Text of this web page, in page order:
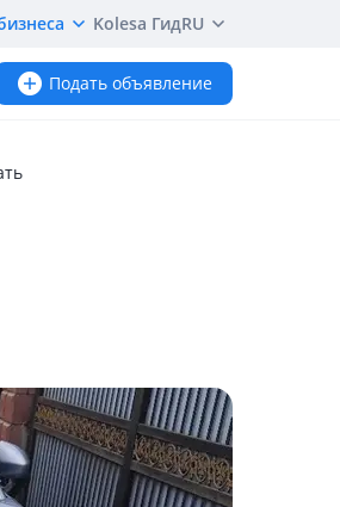
Kolesa ГидRU
Подать объявление